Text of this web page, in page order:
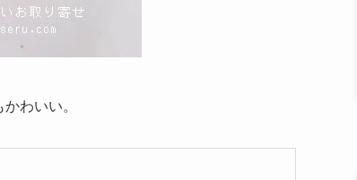
わいい。